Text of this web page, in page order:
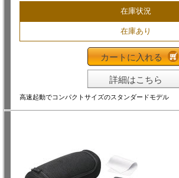
在庫状況
在庫あり
カートに入れる
詳細はこちら
高速起動でコンパクトサイズのスタンダードモデル